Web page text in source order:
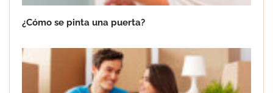
¿Cómo se pinta una puerta?